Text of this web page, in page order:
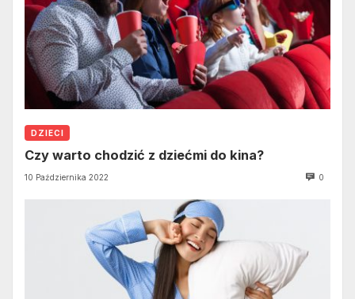
DZIECI
Czy warto chodzić z dziećmi do kina?
10 Października 2022 0